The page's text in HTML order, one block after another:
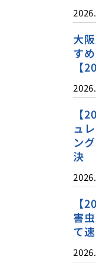
大
す
【
【
ュ
ン
決
【
害
て